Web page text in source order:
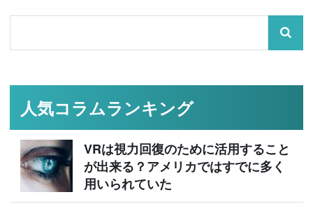
人気コラムランキング
VRは視力回復のために活用すること
が出来る？アメリカではすでに多く
用いられていた